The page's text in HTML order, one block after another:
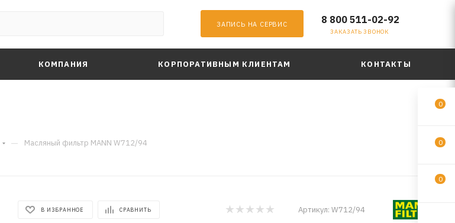
ЗАПИСЬ НА СЕРВИС 8 800 511-02-92
ЗАКАЗАТЬ ЗВОНОК
КОМПАНИЯ КОРПОРАТИВНЫМ КЛИЕНТАМ КОНТАКТЫ
— Масляный фильтр MANN W712/94
В ИЗБРАННОЕ СРАВНИТЬ Артикул: W712/94
0
0
0